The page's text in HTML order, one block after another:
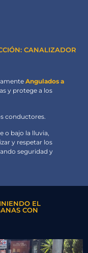
CANALIZADOR
Angulados a
y protege a los
conductores.
o bajo la lluvia,
y respetar los
seguridad y
EL
CON